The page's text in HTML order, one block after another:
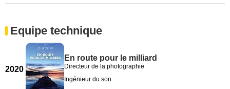
Equipe technique
2020
En route pour le milliard
Directeur de la photographie
Ingénieur du son